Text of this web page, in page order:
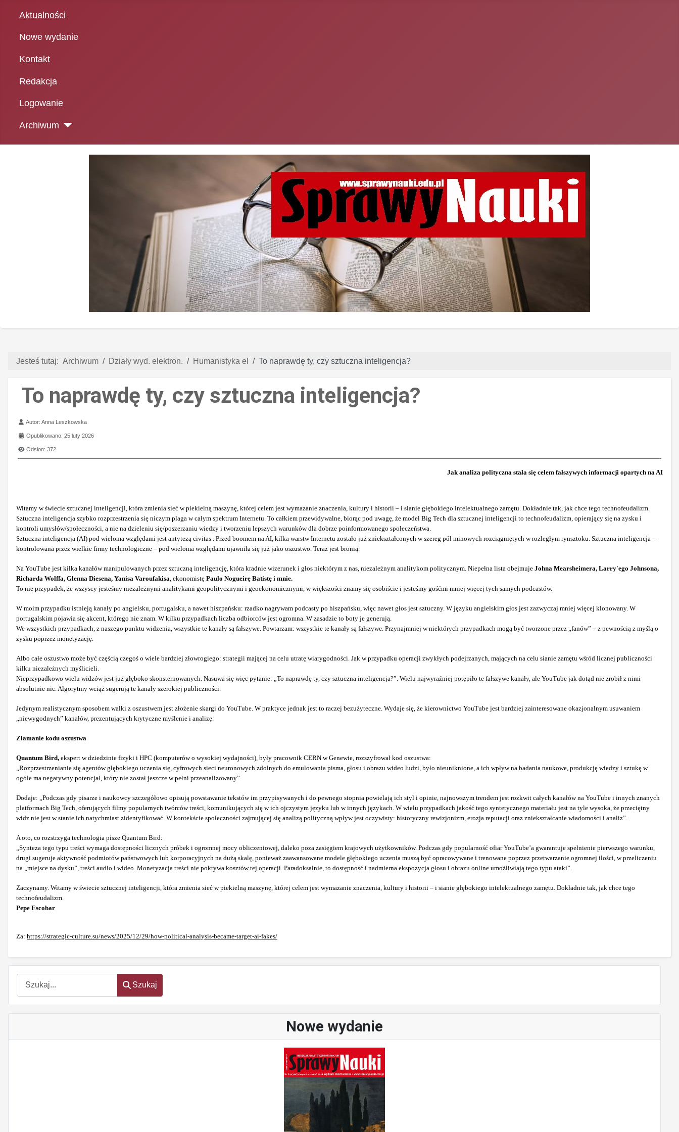
Aktualności
Nowe wydanie
Kontakt
Redakcja
Logowanie
Archiwum
Szukaj
Szukaj
Nowe wydanie
Jesteś tutaj: Archiwum Działy wyd. elektron. Humanistyka el To naprawdę ty, czy sztuczna inteligencja?
To naprawdę ty, czy sztuczna inteligencja?
Szczegóły
Autor:Anna Leszkowska
Opublikowano: 25 luty 2026
Odsłon: 372
Jak analiza polityczna stała się celem fałszywych informacji opartych na AI
Witamy w świecie sztucznej inteligencji, która zmienia sieć w piekielną maszynę, której celem jest wymazanie znaczenia, kultury i historii – i sianie głębokiego intelektualnego zamętu. Dokładnie tak, jak chce tego technofeudalizm.
Sztuczna inteligencja szybko rozprzestrzenia się niczym plaga w całym spektrum Internetu. To całkiem przewidywalne, biorąc pod uwagę, że model Big Tech dla sztucznej inteligencji to technofeudalizm, opierający się na zysku i
kontroli umysłów/społeczności, a nie na dzieleniu się/poszerzaniu wiedzy i tworzeniu lepszych warunków dla dobrze poinformowanego społeczeństwa.
Sztuczna inteligencja (AI) pod wieloma względami jest antytezą civitas . Przed boomem na AI, kilka warstw Internetu zostało już zniekształconych w szereg pól minowych rozciągniętych w rozległym rynsztoku. Sztuczna inteligencja –
kontrolowana przez wielkie firmy technologiczne – pod wieloma względami ujawniła się już jako oszustwo. Teraz jest bronią.
Na YouTube jest kilka kanałów manipulowanych przez sztuczną inteligencję, która kradnie wizerunek i głos niektórym z nas, niezależnym analitykom politycznym. Niepełna lista obejmuje Johna Mearsheimera, Larry'ego Johnsona,
Richarda Wolffa, Glenna Diesena, Yanisa Varoufakisa , ekonomistę Paulo Nogueirę Batistę i mnie.
To nie przypadek, że wszyscy jesteśmy niezależnymi analitykami geopolitycznymi i geoekonomicznymi, w większości znamy się osobiście i jesteśmy gośćmi mniej więcej tych samych podcastów.
W moim przypadku istnieją kanały po angielsku, portugalsku, a nawet hiszpańsku: rzadko nagrywam podcasty po hiszpańsku, więc nawet głos jest sztuczny. W języku angielskim głos jest zazwyczaj mniej więcej klonowany. W
portugalskim pojawia się akcent, którego nie znam. W kilku przypadkach liczba odbiorców jest ogromna. W zasadzie to boty je generują.
We wszystkich przypadkach, z naszego punktu widzenia, wszystkie te kanały są fałszywe. Powtarzam: wszystkie te kanały są fałszywe. Przynajmniej w niektórych przypadkach mogą być tworzone przez „fanów” – z pewnością z myślą o
zysku poprzez monetyzację.
Albo całe oszustwo może być częścią czegoś o wiele bardziej złowrogiego: strategii mającej na celu utratę wiarygodności. Jak w przypadku operacji zwykłych podejrzanych, mających na celu sianie zamętu wśród licznej publiczności
kilku niezależnych myślicieli.
Nieprzypadkowo wielu widzów jest już głęboko skonsternowanych. Nasuwa się więc pytanie: „To naprawdę ty, czy sztuczna inteligencja?”. Wielu najwyraźniej potępiło te fałszywe kanały, ale YouTube jak dotąd nie zrobił z nimi
absolutnie nic. Algorytmy wciąż sugerują te kanały szerokiej publiczności.
Jedynym realistycznym sposobem walki z oszustwem jest złożenie skargi do YouTube. W praktyce jednak jest to raczej bezużyteczne. Wydaje się, że kierownictwo YouTube jest bardziej zainteresowane okazjonalnym usuwaniem
„niewygodnych” kanałów, prezentujących krytyczne myślenie i analizę.
Złamanie kodu oszustwa
Quantum Bird, ekspert w dziedzinie fizyki i HPC (komputerów o wysokiej wydajności), były pracownik CERN w Genewie, rozszyfrował kod oszustwa:
„Rozprzestrzenianie się agentów głębokiego uczenia się, cyfrowych sieci neuronowych zdolnych do emulowania pisma, głosu i obrazu wideo ludzi, było nieuniknione, a ich wpływ na badania naukowe, produkcję wiedzy i sztukę w
ogóle ma negatywny potencjał, który nie został jeszcze w pełni przeanalizowany”.
Dodaje: „Podczas gdy pisarze i naukowcy szczegółowo opisują powstawanie tekstów im przypisywanych i do pewnego stopnia powielają ich styl i opinie, najnowszym trendem jest rozkwit całych kanałów na YouTube i innych znanych
platformach Big Tech, oferujących filmy popularnych twórców treści, komunikujących się w ich ojczystym języku lub w innych językach. W wielu przypadkach jakość tego syntetycznego materiału jest na tyle wysoka, że przeciętny
widz nie jest w stanie ich natychmiast zidentyfikować. W kontekście społeczności zajmującej się analizą polityczną wpływ jest oczywisty: historyczny rewizjonizm, erozja reputacji oraz zniekształcanie wiadomości i analiz”.
A oto, co rozstrzyga technologia pisze Quantum Bird:
„Synteza tego typu treści wymaga dostępności licznych próbek i ogromnej mocy obliczeniowej, daleko poza zasięgiem krajowych użytkowników. Podczas gdy popularność ofiar YouTube’a gwarantuje spełnienie pierwszego warunku,
drugi sugeruje aktywność podmiotów państwowych lub korporacyjnych na dużą skalę, ponieważ zaawansowane modele głębokiego uczenia muszą być opracowywane i trenowane poprzez przetwarzanie ogromnej ilości, w przeliczeniu
na „miejsce na dysku”, treści audio i wideo. Monetyzacja treści nie pokrywa kosztów tej operacji. Paradoksalnie, to dostępność i nadmierna ekspozycja głosu i obrazu online umożliwiają tego typu ataki”.
Zaczynamy. Witamy w świecie sztucznej inteligencji, która zmienia sieć w piekielną maszynę, której celem jest wymazanie znaczenia, kultury i historii – i sianie głębokiego intelektualnego zamętu. Dokładnie tak, jak chce tego
technofeudalizm.
Pepe Escobar
Za: https://strategic-culture.su/news/2025/12/29/how-political-analysis-became-target-ai-fakes/